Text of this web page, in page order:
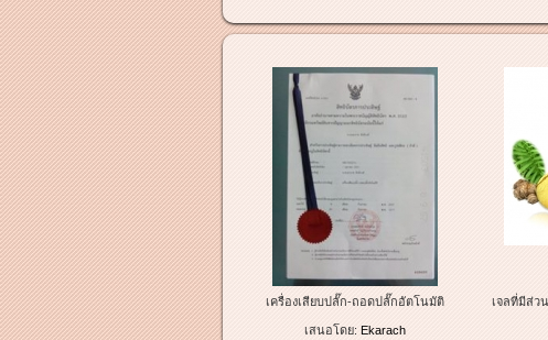
เครื่องเสียบปลั๊ก-ถอดปลั๊กอัตโนมัติ
เสนอโดย: Ekarach
เจลที่มีส่ว